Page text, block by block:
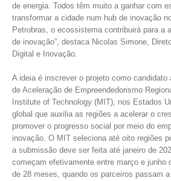
de energia. Todos têm muito a ganhar com
transformar a cidade num hub de inovação
Petrobras, o ecossistema contribuirá para a
de inovação”, destaca Nicolas Simone,
Digital e Inovação.
A ideia é inscrever o projeto como candidato
de Aceleração de Empreendedorismo
Institute of Technology (MIT), nos Estados
global que auxilia as regiões a acelerar o
promover o progresso social por meio do
inovação. O MIT seleciona até oito regiões
a submissão deve ser feita até janeiro de
começam efetivamente entre março e junho
de 28 meses, quando os parceiros passam